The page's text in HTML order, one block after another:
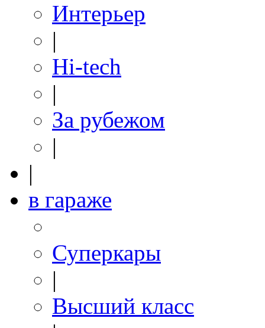
Интерьер
|
Hi-tech
|
За рубежом
|
|
в гараже
Суперкары
|
Высший класс